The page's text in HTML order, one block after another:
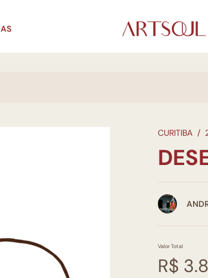
CURITIBA /
Valor Total
R$